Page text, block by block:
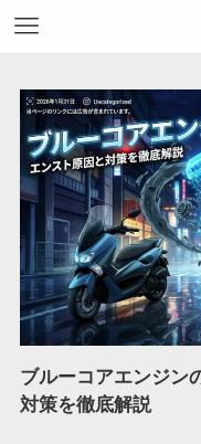
ブルーコアエンジン
対策を徹底解説